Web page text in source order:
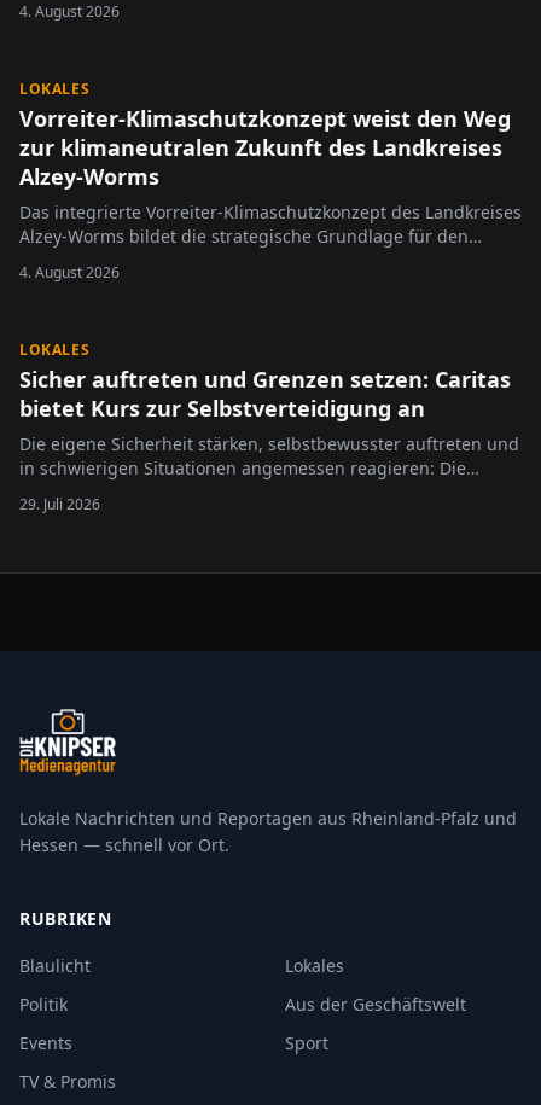
weniger Wasser führen. Zum Schutz der Gewässer und der
4. August 2026
LOKALES
Vorreiter-Klimaschutzkonzept weist den Weg
zur klimaneutralen Zukunft des Landkreises
Alzey-Worms
Das integrierte Vorreiter-Klimaschutzkonzept des Landkreises
Alzey-Worms bildet die strategische Grundlage für den
Maßnahmen die Treibhausgasemissionen schrittweise
4. August 2026
LOKALES
Sicher auftreten und Grenzen setzen: Caritas
bietet Kurs zur Selbstverteidigung an
Die eigene Sicherheit stärken, selbstbewusster auftreten und
in schwierigen Situationen angemessen reagieren: Die
Akademie der Generationen des Caritasverbands Worms e.V.
startet im August 2026 einen neuen Kurs zum Thema
29. Juli 2026
Lokale Nachrichten und Reportagen aus Rheinland-Pfalz und
Hessen — schnell vor Ort.
RUBRIKEN
Blaulicht
Lokales
Politik
Aus der Geschäftswelt
Events
Sport
TV & Promis